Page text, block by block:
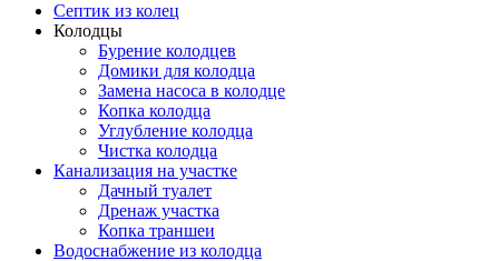
Септик из колец
Колодцы
Бурение колодцев
Домики для колодца
Замена насоса в колодце
Копка колодца
Углубление колодца
Чистка колодца
Канализация на участке
Дачный туалет
Дренаж участка
Копка траншеи
Водоснабжение из колодца